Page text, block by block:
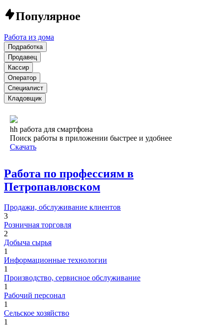
Популярное
Работа из дома
Подработка
Продавец
Кассир
Оператор
Специалист
Кладовщик
hh работа для смартфона
Поиск работы в приложении быстрее и удобнее
Скачать
Работа по профессиям в
Петропавловском
Продажи, обслуживание клиентов
3
Розничная торговля
2
Добыча сырья
1
Информационные технологии
1
Производство, сервисное обслуживание
1
Рабочий персонал
1
Сельское хозяйство
1